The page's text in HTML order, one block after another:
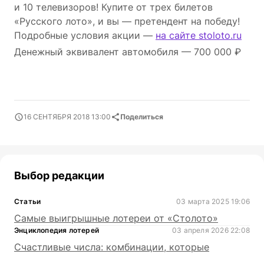
и 10 телевизоров! Купите от трех билетов
«Русского лото», и вы — претендент на победу!
Подробные условия акции — на сайте stoloto.ru
Денежный эквивалент автомобиля — 700 000 ₽
16 СЕНТЯБРЯ 2018 13:00 Поделиться
Выбор редакции
Статьи 03 марта 2025 19:06
Самые выигрышные лотереи от «Столото»
Энциклопедия лотерей 03 апреля 2026 22:08
Счастливые числа: комбинации, которые